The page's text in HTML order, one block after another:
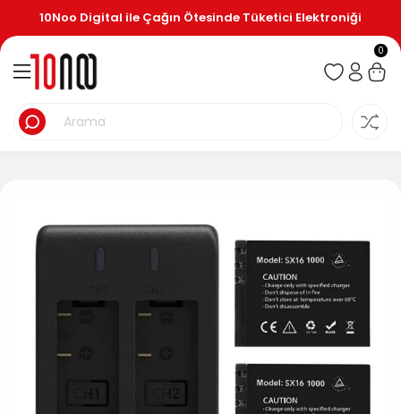
10Noo Digital ile Çağın Ötesinde Tüketici Elektroniği
0